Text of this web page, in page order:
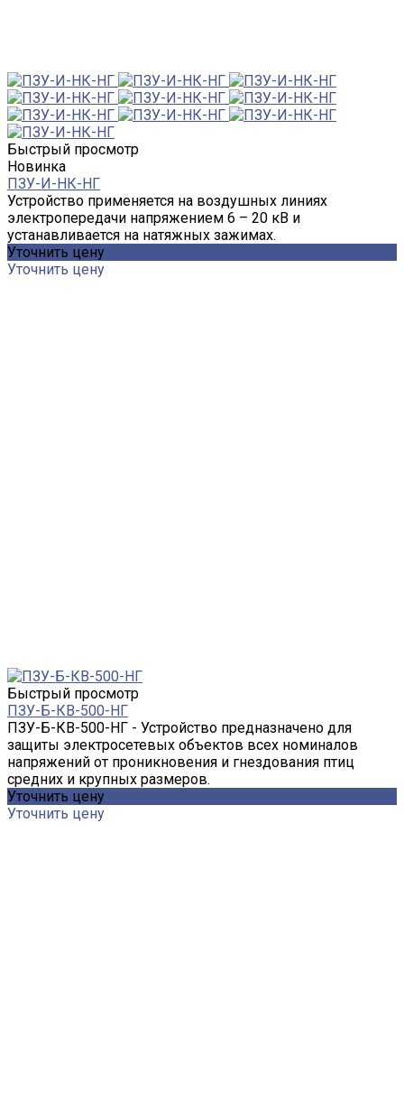
Быстрый просмотр
Новинка
ПЗУ-И-НК-НГ
Устройство применяется на воздушных линиях
электропередачи напряжением 6 – 20 кВ и
устанавливается на натяжных зажимах.
Уточнить цену
Уточнить цену
Быстрый просмотр
ПЗУ-Б-КВ-500-НГ
ПЗУ-Б-КВ-500-НГ - Устройство предназначено для
защиты электросетевых объектов всех номиналов
напряжений от проникновения и гнездования птиц
средних и крупных размеров.
Уточнить цену
Уточнить цену